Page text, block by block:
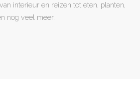
interieur en reizen tot eten, planten,
nog veel meer.